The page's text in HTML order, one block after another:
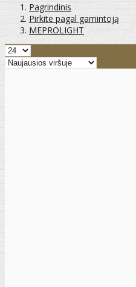
Pagrindinis
Pirkite pagal gamintoją
MEPROLIGHT